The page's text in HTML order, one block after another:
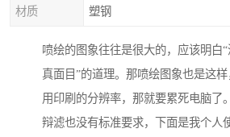
材质 塑钢
喷绘的图象往往是很大的，应该明白
真面目”的道理。那喷绘图象也是这
用印刷的分辨率，那就要累死电脑了
辩滤也没有标准要求，下面是我个人